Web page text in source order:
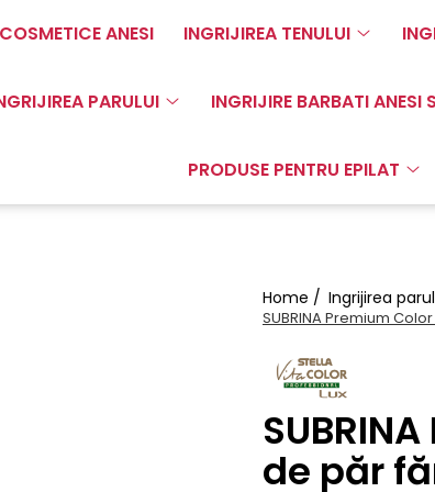
COSMETICE ANESI INGRIJIREA TENULUI
PARULUI INGRIJIRE BARBATI ANESI
PRODUSE PENTRU EPILAT
Home / Ingrijirea
SUBRINA Premium
de păr